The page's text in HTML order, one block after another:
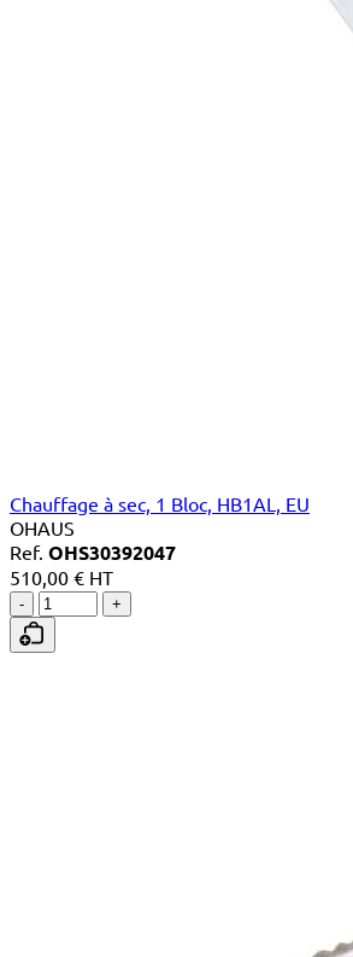
Chauffage à sec, 1 Bloc, HB1AL, EU
OHAUS
Ref. OHS30392047
510,00 € HT
- +